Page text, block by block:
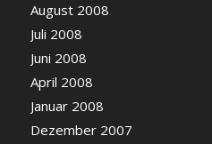
August 2008
Juli 2008
Juni 2008
April 2008
Januar 2008
Dezember 2007